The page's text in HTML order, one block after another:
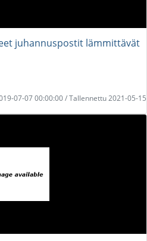
juhannuspostit lämmittävät
07-07 00:00:00 / Tallennettu 2021-05-15